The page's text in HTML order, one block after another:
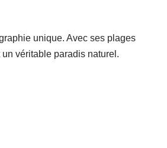
unique. Avec ses plages
véritable paradis naturel.